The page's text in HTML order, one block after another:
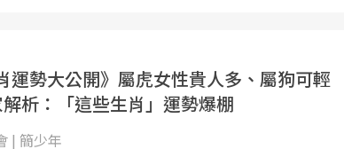
運勢大公開》屬虎女性貴人多、屬狗可輕
析：「這些生肖」運勢爆棚
| 簡少年